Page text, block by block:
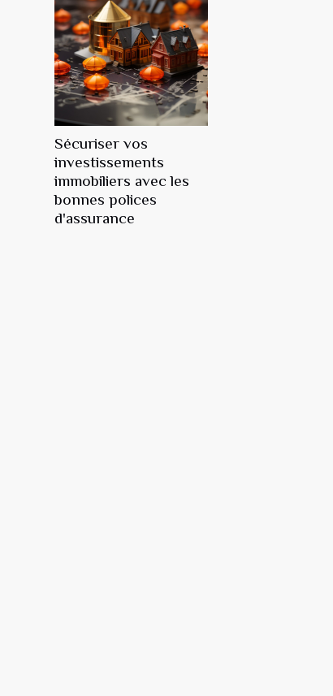
Sécuriser vos
investissements
immobiliers avec les
bonnes polices
d'assurance